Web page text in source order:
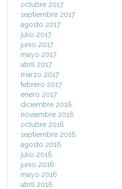
octubre 2017
septiembre 2017
agosto 2017
julio 2017
junio 2017
mayo 2017
abril 2017
marzo 2017
febrero 2017
enero 2017
diciembre 2016
noviembre 2016
octubre 2016
septiembre 2016
agosto 2016
julio 2016
junio 2016
mayo 2016
abril 2016